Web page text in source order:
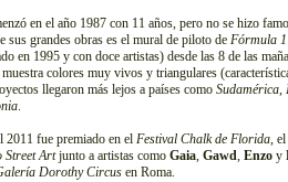
en el año 1987 con 11 años, pero no se hizo
sus grandes obras es el mural de piloto de Fórmula 1
en 1995 y con doce artistas) desde las 8 de las
colores muy vivos y triangulares
llegaron más lejos a países como Sudamérica,
.
2011 fue premiado en el Festival Chalk de Florida,
Street Artjunto a artistas como Gaia, Gawd, Enzo y
Dorothy Circus en Roma.